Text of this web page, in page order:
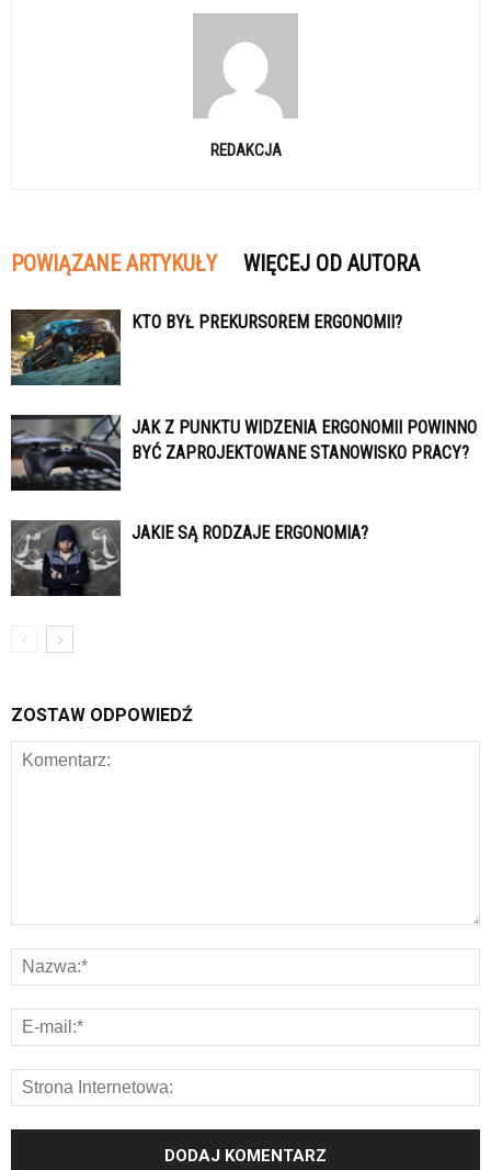
REDAKCJA
POWIĄZANE ARTYKUŁY WIĘCEJ OD AUTORA
KTO BYŁ PREKURSOREM ERGONOMII?
JAK Z PUNKTU WIDZENIA ERGONOMII POWINNO
BYĆ ZAPROJEKTOWANE STANOWISKO PRACY?
JAKIE SĄ RODZAJE ERGONOMIA?
ZOSTAW ODPOWIEDŹ